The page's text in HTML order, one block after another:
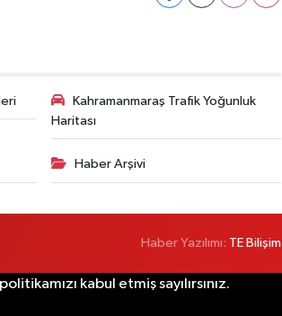
Kahramanmaraş Trafik Yoğunluk
Haritası
Haber Arşivi
Haber Yazılımı: TE Bilişim
kabul etmiş sayılırsınız.